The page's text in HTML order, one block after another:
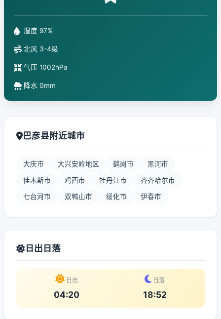
湿度 97%
北风 3-4级
气压 1002hPa
降水 0mm
巴彦县附近城市
大庆市 大兴安岭地区 鹤岗市 黑河市
佳木斯市 鸡西市 牡丹江市 齐齐哈尔市
七台河市 双鸭山市 绥化市 伊春市
日出日落
日出
04:20
日落
18:52